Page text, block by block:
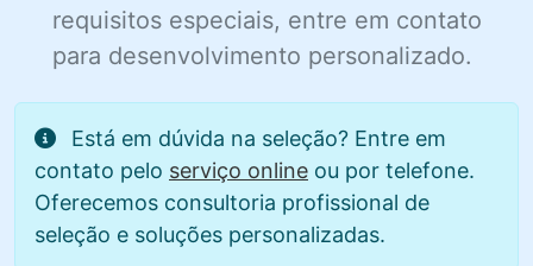
requisitos especiais, entre em contato
para desenvolvimento personalizado.
Está em dúvida na seleção? Entre em
contato pelo serviço online ou por telefone.
Oferecemos consultoria profissional de
seleção e soluções personalizadas.